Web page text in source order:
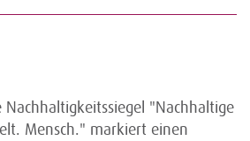
Nachhaltigkeitssiegel "Nachhaltige
Mensch." markiert einen